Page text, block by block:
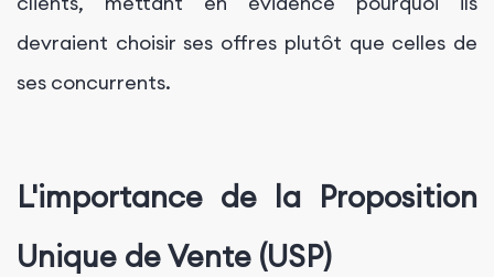
devraient choisir ses offres plutôt que celles de
ses concurrents.
L'importance de la Proposition
Unique de Vente (USP)